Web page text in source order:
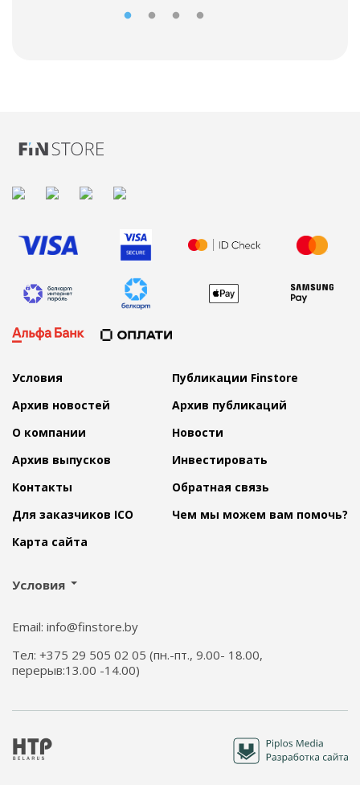
Условия
Публикации Finstore
Архив новостей
Архив публикаций
О компании
Новости
Архив выпусков
Инвестировать
Контакты
Обратная связь
Для заказчиков ICO
Чем мы можем вам помочь?
Карта сайта
Условия
Email: info@finstore.by
Тел: +375 29 505 02 05 (пн.-пт., 9.00- 18.00,
перерыв:13.00 -14.00)